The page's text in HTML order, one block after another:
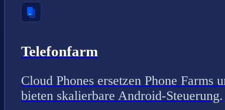
Telefonfarm
Cloud Phones ersetzen Phone Farms
bieten skalierbare Android-Steuerung.